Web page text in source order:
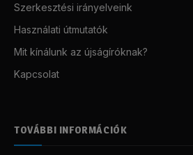
Szerkesztési irányelveink
Használati útmutatók
Mit kínálunk az újságíróknak?
Kapcsolat
TOVÁBBI INFORMÁCIÓK